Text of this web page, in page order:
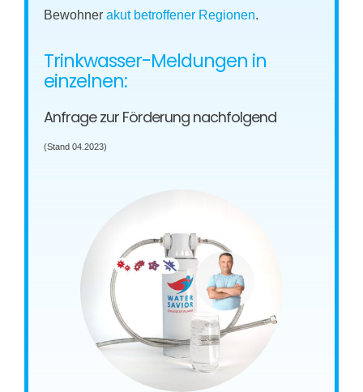
Bewohnerakut betroffener Regionen.
Trinkwasser-Meldungen in
einzelnen:
Anfrage zur Förderung nachfolgend
(Stand 04.2023)